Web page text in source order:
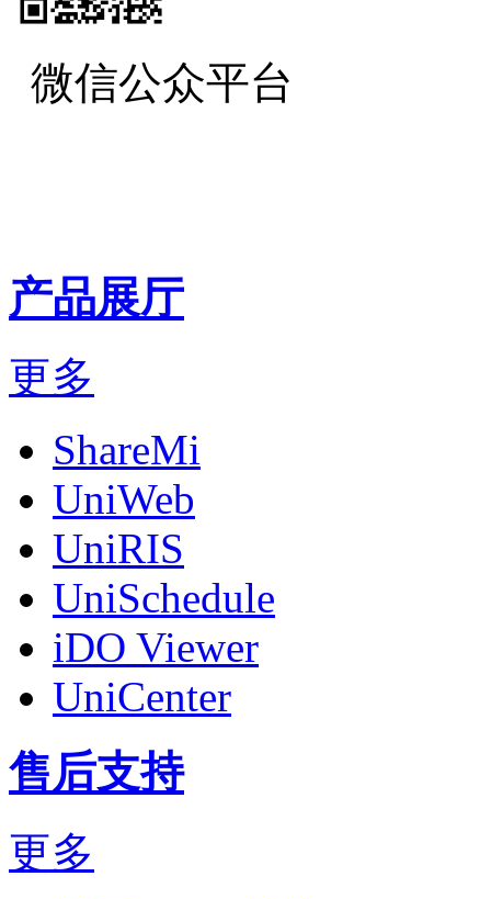
微信公众平台
产品展厅
更多
ShareMi
UniWeb
UniRIS
UniSchedule
iDO Viewer
UniCenter
售后支持
更多